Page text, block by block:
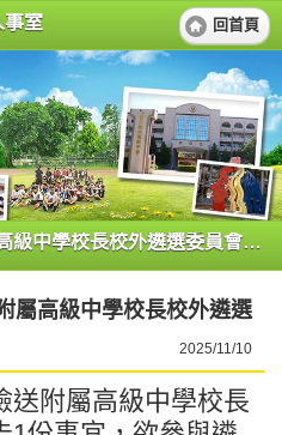
事室 回首頁
轉知國立中山大學檢送附屬高級中學校長校外遴選委員會公告1份事宜
屬高級中學校長校外遴選
2025/11/10
送附屬高級中學校長